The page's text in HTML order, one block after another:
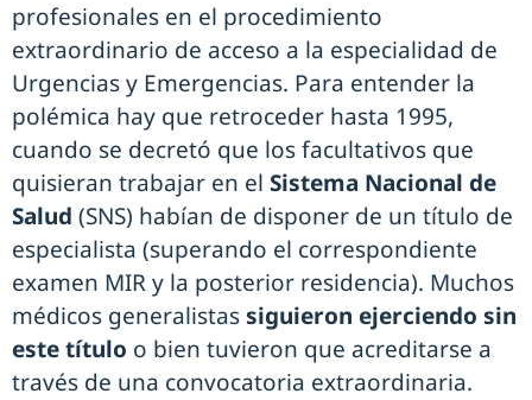
profesionales en el procedimiento
extraordinario de acceso a la especialidad de
Urgencias y Emergencias. Para entender la
polémica hay que retroceder hasta 1995,
cuando se decretó que los facultativos que
quisieran trabajar en el Sistema Nacional de
Salud (SNS) habían de disponer de un título de
especialista (superando el correspondiente
examen MIR y la posterior residencia). Muchos
médicos generalistassiguieron ejerciendo sin
este título o bien tuvieron que acreditarse a
través de una convocatoria extraordinaria.